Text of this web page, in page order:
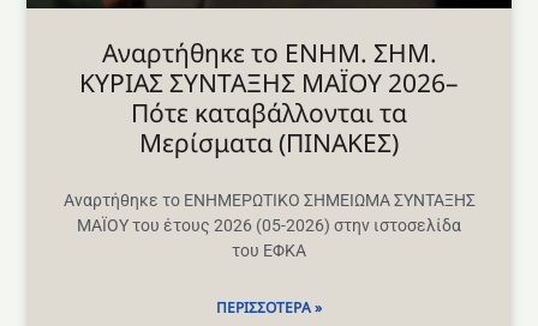
Aναρτήθηκε το ENHM. ΣΗΜ.
ΚΥΡΙΑΣ ΣΥΝΤΑΞΗΣ ΜΑΪΟΥ 2026–
Πότε καταβάλλονται τα
Μερίσματα (ΠΙΝΑΚΕΣ)
Αναρτήθηκε το ΕΝΗΜΕΡΩΤΙΚΟ ΣΗΜΕΙΩΜΑ ΣΥΝΤΑΞΗΣ
ΜΑΪΟΥ του έτους 2026 (05-2026) στην ιστοσελίδα
του ΕΦΚΑ
ΠΕΡΙΣΣΌΤΕΡΑ »